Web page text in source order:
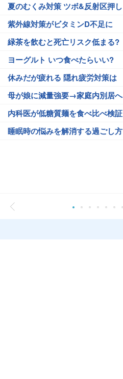
夏のむくみ対策 ツボ&反射区押し
紫外線対策がビタミンD不足に
緑茶を飲むと死亡リスク低まる?
ヨーグルト いつ食べたらいい?
休みだが疲れる 隠れ疲労対策は
母が娘に減量強要→家庭内別居へ
内科医が低糖質麺を食べ比べ検証
睡眠時の悩みを解消する過ごし方